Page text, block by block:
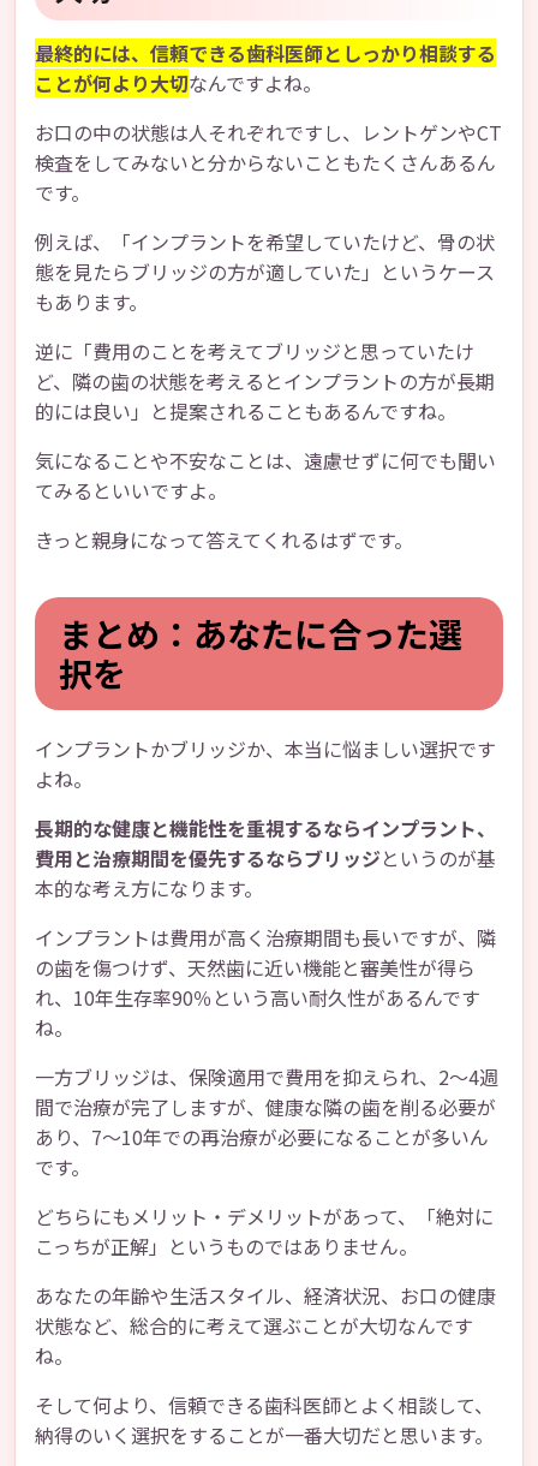
最終的には、信頼できる歯科医師としっかり相談する
ことが何より大切なんですよね。
お口の中の状態は人それぞれですし、レントゲンやCT
検査をしてみないと分からないこともたくさんあるん
です。
例えば、「インプラントを希望していたけど、骨の状
態を見たらブリッジの方が適していた」というケース
もあります。
逆に「費用のことを考えてブリッジと思っていたけ
ど、隣の歯の状態を考えるとインプラントの方が長期
的には良い」と提案されることもあるんですね。
気になることや不安なことは、遠慮せずに何でも聞い
てみるといいですよ。
きっと親身になって答えてくれるはずです。
まとめ：あなたに合った選
択を
インプラントかブリッジか、本当に悩ましい選択です
よね。
長期的な健康と機能性を重視するならインプラント、
費用と治療期間を優先するならブリッジというのが基
本的な考え方になります。
インプラントは費用が高く治療期間も長いですが、隣
の歯を傷つけず、天然歯に近い機能と審美性が得ら
れ、10年生存率90％という高い耐久性があるんです
ね。
一方ブリッジは、保険適用で費用を抑えられ、2〜4週
間で治療が完了しますが、健康な隣の歯を削る必要が
あり、7〜10年での再治療が必要になることが多いん
です。
どちらにもメリット・デメリットがあって、「絶対に
こっちが正解」というものではありません。
あなたの年齢や生活スタイル、経済状況、お口の健康
状態など、総合的に考えて選ぶことが大切なんです
ね。
そして何より、信頼できる歯科医師とよく相談して、
納得のいく選択をすることが一番大切だと思います。